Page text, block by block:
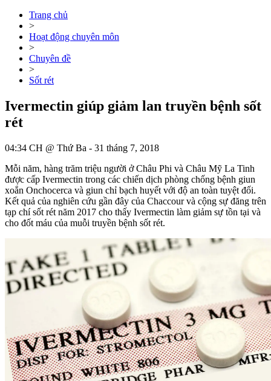
Trang chủ
>
Hoạt động chuyên môn
>
Chuyên đề
>
Sốt rét
Ivermectin giúp giảm lan truyền bệnh sốt
rét
04:34 CH @ Thứ Ba - 31 tháng 7, 2018
Mỗi năm, hàng trăm triệu người ở Châu Phi và Châu Mỹ La Tinh
được cấp Ivermectin trong các chiến dịch phòng chống bệnh giun
xoắn Onchocerca và giun chỉ bạch huyết với độ an toàn tuyệt đối.
Kết quả của nghiên cứu gần đây của Chaccour và cộng sự đăng trên
tạp chí sốt rét năm 2017 cho thấy Ivermectin làm giảm sự tồn tại và
cho đốt máu của muỗi truyền bệnh sốt rét.